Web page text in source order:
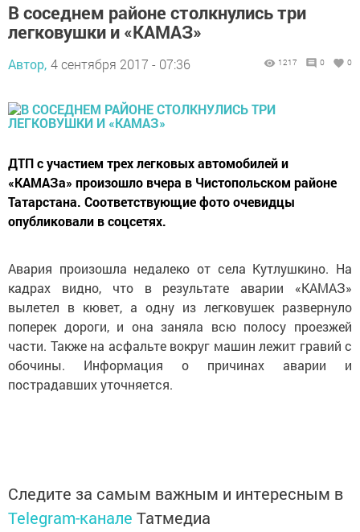
В соседнем районе столкнулись три
легковушки и «КАМАЗ»
Автор, 4 сентября 2017 - 07:36 1217 0 0
ДТП с участием трех легковых автомобилей и
«КАМАЗа» произошло вчера в Чистопольском районе
Татарстана. Соответствующие фото очевидцы
опубликовали в соцсетях.
Авария произошла недалеко от села Кутлушкино. На
кадрах видно, что в результате аварии «КАМАЗ»
вылетел в кювет, а одну из легковушек развернуло
поперек дороги, и она заняла всю полосу проезжей
части. Также на асфальте вокруг машин лежит гравий с
обочины. Информация о причинах аварии и
пострадавших уточняется.
Следите за самым важным и интересным в
Telegram-канале Татмедиа